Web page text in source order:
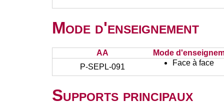
Mode d'enseignement
AA
Mode
P-SEPL-091
Face à face
Supports principaux